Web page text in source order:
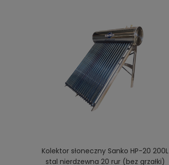
Kolektor słoneczny Sanko HP-20 200L
stal nierdzewna 20 rur (bez grzałki)